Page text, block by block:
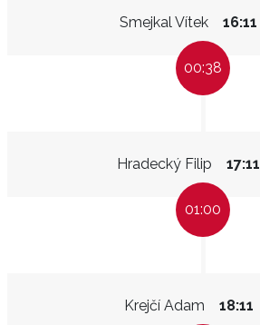
Smejkal Vítek 16:11
00:38
Hradecký Filip 17:11
01:00
Krejčí Adam 18:11